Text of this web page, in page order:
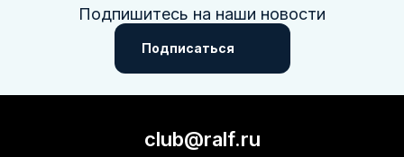
Подпишитесь на наши новости
Подписаться
club@ralf.ru